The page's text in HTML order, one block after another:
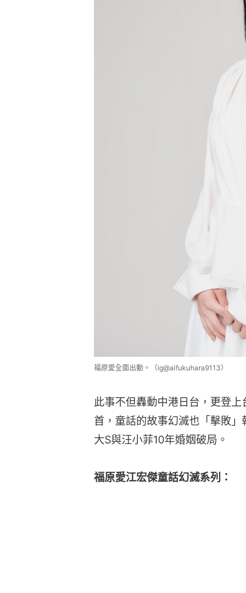
福原愛全面出動。（ig@aifukuhara9113）
此事不但轟動中港日台，更登
首，童話的故事幻滅也「擊敗
大S與汪小菲10年婚姻破局。
福原愛江宏傑童話幻滅系列：